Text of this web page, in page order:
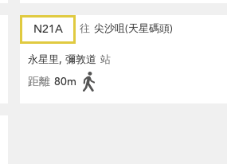
N21A 往 尖沙咀(天星碼頭)
永星里, 彌敦道 站
距離 80m